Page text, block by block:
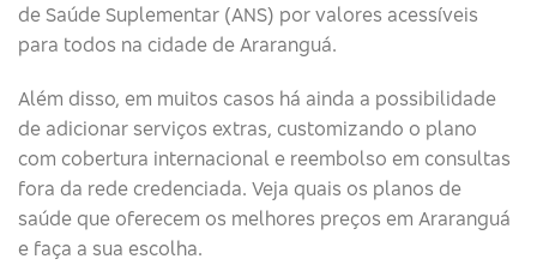
de Saúde Suplementar (ANS) por valores acessíveis
para todos na cidade de Araranguá.
Além disso, em muitos casos há ainda a possibilidade
de adicionar serviços extras, customizando o plano
com cobertura internacional e reembolso em consultas
fora da rede credenciada. Veja quais os planos de
saúde que oferecem os melhores preços em Araranguá
e faça a sua escolha.